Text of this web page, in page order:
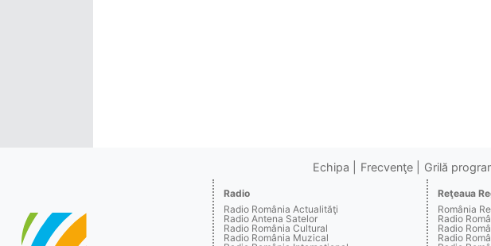
Echipa Frecvenţe Grilă
Radio
Radio România Actualităţi
Radio Antena Satelor
Radio România Cultural
Radio România Muzical
Reţeaua
România
Radio
Radio
Radio